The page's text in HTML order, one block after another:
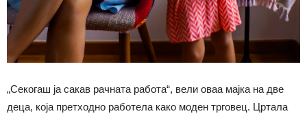
„Секогаш ја сакав рачната работа“, вели оваа мајка на две
деца, која претходно работела како моден трговец. Цртала